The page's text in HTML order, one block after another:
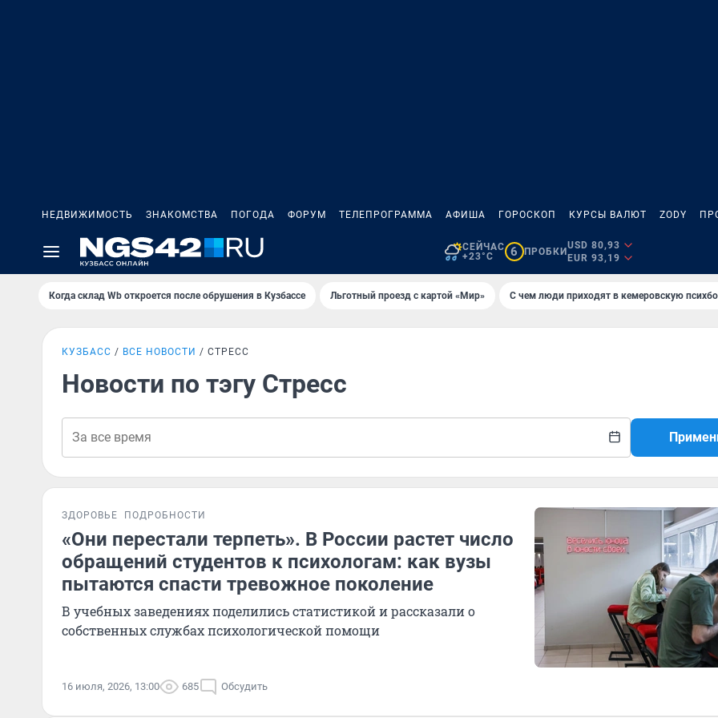
НЕДВИЖИМОСТЬ ЗНАКОМСТВА ПОГОДА ФОРУМ ТЕЛЕПРОГРАММА АФИША ГОРОСКОП КУРСЫ ВАЛЮТ ZODY
СЕЙЧАС
+23°C
6 ПРОБКИ
USD 80,93
EUR 93,19
Когда склад Wb откроется после обрушения в Кузбассе Льготный проезд с картой «Мир» С чем люди приходят в кемеровскую
КУЗБАСС ВСЕ НОВОСТИ СТРЕСС
Новости по тэгу Стресс
ЗДОРОВЬЕ ПОДРОБНОСТИ
«Они перестали терпеть». В России растет число
обращений студентов к психологам: как вузы
пытаются спасти тревожное поколение
В учебных заведениях поделились статистикой и рассказали о
собственных службах психологической помощи
16 июля, 2026, 13:00 685 Обсудить